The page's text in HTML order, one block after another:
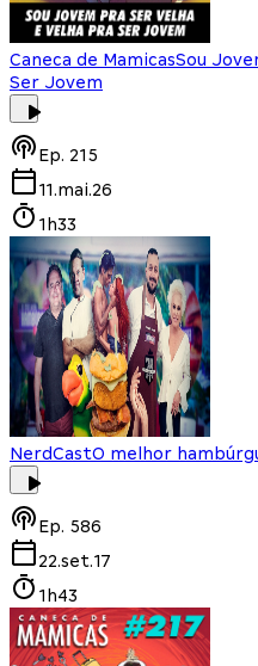
Caneca de MamicasSou
Ser Jovem
Ep. 215
11.mai.26
1h33
NerdCastO melhor
Ep. 586
22.set.17
1h43